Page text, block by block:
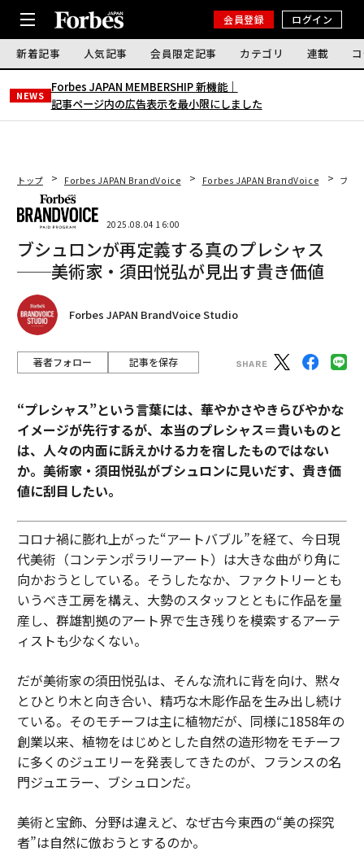
会員登録 ログイン
新着記事 人気記事 会員限定記事 カテゴリ 連載
NEWS
Forbes JAPAN MEMBERSHIP 新機能｜
記事ページ内の広告表示を最小限にしました
トップ Forbes JAPAN BrandVoice Forbes JAPAN BrandVoice ブシ
2025.08.04 16:00
ブシュロンが再定義する真のプレシャス
──美術家・須田悦弘が見出す貴き価値
Forbes JAPAN BrandVoice Studio
著者フォロー 記事を保存
“プレシャス”という言葉には、華やかさやきらびやかな
イメージが先行するが、本当のプレシャス＝貴いものと
は、人々の内面に訴えかける力を宿したものではない
か。美術家・須田悦弘がブシュロンに見いだす、貴き価
値に刮目したい。
コロナ禍に膨れ上がった“アートバブル”を経て、今日現
代美術（コンテンポラリーアート）は大きな曲がり角に
向かおうとしている。そうしたなか、ファクトリーとも
いうべき工房を構え、大勢のスタッフとともに作品を量
産し、群雄割拠のアート界で生き残りを模索するアーテ
ィストも少なくない。
だが美術家の須田悦弘は、そんな流れに背を向け、黙々
とひとり木と向き合い、精巧な木彫作品を生み出し続け
ている。そのモチーフは主に植物だが、同様に1858年の
創業以来、植物をはじめとした自然の造形物をモチーフ
に多くのジュエリーを発表してきたのが、フランスの名
門ジュエラー、ブシュロンだ。
美術と宝飾、分野は違えど、なぜ古今東西の“美の探究
者”は自然に倣おうとするのか。